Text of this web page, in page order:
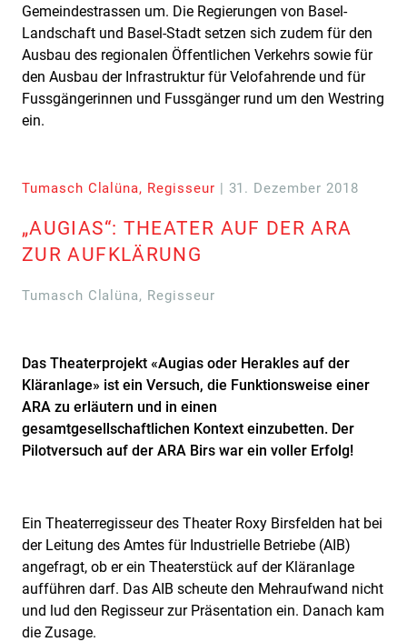
Gemeindestrassen um. Die Regierungen von Basel-
Landschaft und Basel-Stadt setzen sich zudem für den
Ausbau des regionalen Öffentlichen Verkehrs sowie für
den Ausbau der Infrastruktur für Velofahrende und für
Fussgängerinnen und Fussgänger rund um den Westring
ein.
Tumasch Clalüna, Regisseur | 31. Dezember 2018
„AUGIAS“: THEATER AUF DER ARA
ZUR AUFKLÄRUNG
Tumasch Clalüna, Regisseur
Das Theaterprojekt «Augias oder Herakles auf der
Kläranlage» ist ein Versuch, die Funktionsweise einer
ARA zu erläutern und in einen
gesamtgesellschaftlichen Kontext einzubetten. Der
Pilotversuch auf der ARA Birs war ein voller Erfolg!
Ein Theaterregisseur des Theater Roxy Birsfelden hat bei
der Leitung des Amtes für Industrielle Betriebe (AIB)
angefragt, ob er ein Theaterstück auf der Kläranlage
aufführen darf. Das AIB scheute den Mehraufwand nicht
und lud den Regisseur zur Präsentation ein. Danach kam
die Zusage.